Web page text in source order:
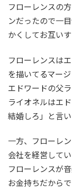
フローレンスの
ンだったので一
かくしてお互い
フローレンスは
を描いてるマー
エドワードの父
ライオネルはエ
結婚しろ」と言い
一方、フローレ
会社を経営して
フローレンスが
お金持ちだからで